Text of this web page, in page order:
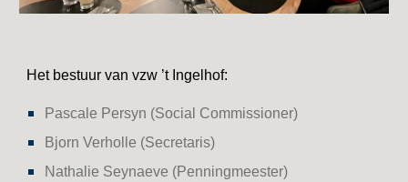
Het bestuur van vzw ’t Ingelhof:
Pascale Persyn (Social Commissioner)
Bjorn Verholle (Secretaris)
Nathalie Seynaeve (Penningmeester)